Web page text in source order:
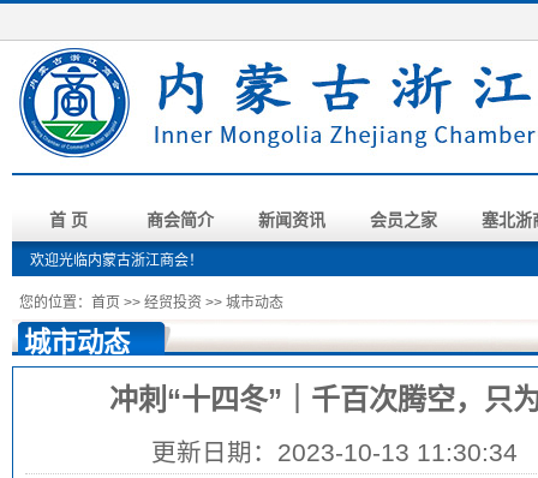
首 页 商会简介 新闻资讯 会员之家 塞北浙
欢迎光临内蒙古浙江商会！
您的位置： 首页 >> 经贸投资 >> 城市动态
城市动态
冲刺“十四冬”｜千百次腾空，只
更新日期：2023-10-13